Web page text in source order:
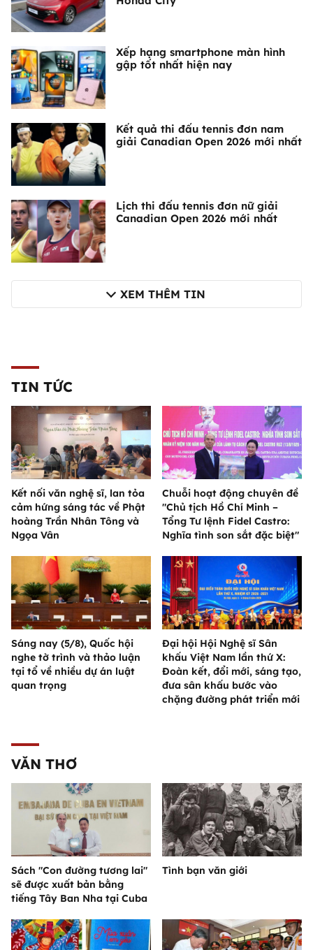
Xếp hạng smartphone màn hình
gập tốt nhất hiện nay
Kết quả thi đấu tennis đơn nam
giải Canadian Open 2026 mới nhất
Lịch thi đấu tennis đơn nữ giải
Canadian Open 2026 mới nhất
XEM THÊM TIN
TIN TỨC
Kết nối văn nghệ sĩ, lan tỏa
cảm hứng sáng tác về Phật
hoàng Trần Nhân Tông và
Ngọa Vân
Chuỗi hoạt động chuyên đề
"Chủ tịch Hồ Chí Minh –
Tổng Tư lệnh Fidel Castro:
Nghĩa tình son sắt đặc biệt"
Sáng nay (5/8), Quốc hội
nghe tờ trình và thảo luận
tại tổ về nhiều dự án luật
quan trọng
Đại hội Hội Nghệ sĩ Sân
khấu Việt Nam lần thứ X:
Đoàn kết, đổi mới, sáng tạo,
đưa sân khấu bước vào
chặng đường phát triển mới
VĂN THƠ
Sách "Con đường tương lai"
sẽ được xuất bản bằng
tiếng Tây Ban Nha tại Cuba
Tình bạn văn giới